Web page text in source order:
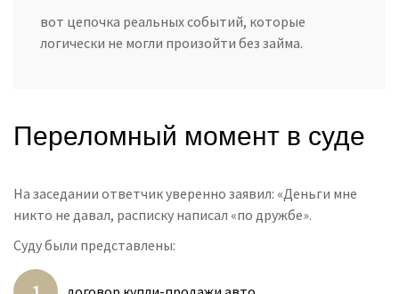
вот цепочка реальных событий, которые
логически не могли произойти без займа.
Переломный момент в суде
На заседании ответчик уверенно заявил: «Деньги мне
никто не давал, расписку написал «по дружбе».
Суду были представлены: